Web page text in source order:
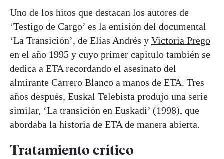
Uno de los hitos que destacan los autores de
‘Testigo de Cargo’ es la emisión del documental
‘La Transición’, de Elías Andrés y Victoria Prego
en el año 1995 y cuyo primer capítulo también se
dedica a ETA recordando el asesinato del
almirante Carrero Blanco a manos de ETA. Tres
años después, Euskal Telebista produjo una serie
similar, ‘La transición en Euskadi’ (1998), que
abordaba la historia de ETA de manera abierta.
Tratamiento crítico